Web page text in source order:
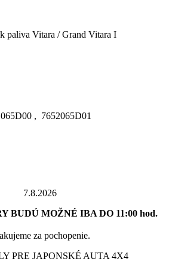
paliva Vitara / Grand Vitara I
, 7652065D01
7.8.2026
BUDÚ MOŽNÉ IBA DO 11:00 hod.
za pochopenie.
PRE JAPONSKÉ AUTA 4X4